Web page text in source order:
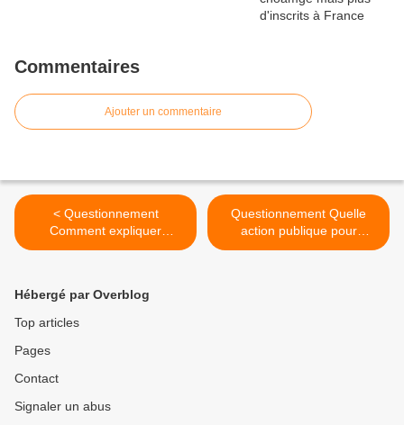
Commentaires
Ajouter un commentaire
< Questionnement
Comment expliquer
l’engagement politique dans
Questionnement Quelle
action publique pour
l’environnement ? >
Hébergé par Overblog
Top articles
Pages
Contact
Signaler un abus